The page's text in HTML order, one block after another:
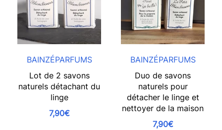
BAINZÉPARFUMS
Lot de 2 savons
naturels détachant du
linge
7,90€
BAINZÉPARFUMS
Duo de savons
naturels pour
détacher le linge et
nettoyer de la maison
7,90€